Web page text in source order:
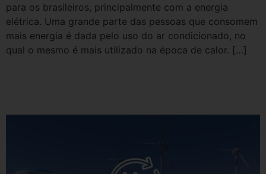
para os brasileiros, principalmente com a energia
elétrica. Uma grande parte das pessoas que consomem
mais energia é dada pelo uso do ar condicionado, no
qual o mesmo é mais utilizado na época de calor. […]